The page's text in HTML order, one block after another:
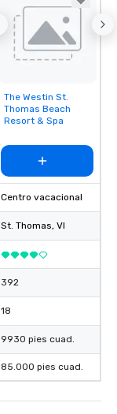
Removed from
favorites
The Westin St.
Thomas Beach
Resort & Spa
Centro vacacional
St. Thomas, VI
392
18
9930 pies cuad.
85.000 pies cuad.